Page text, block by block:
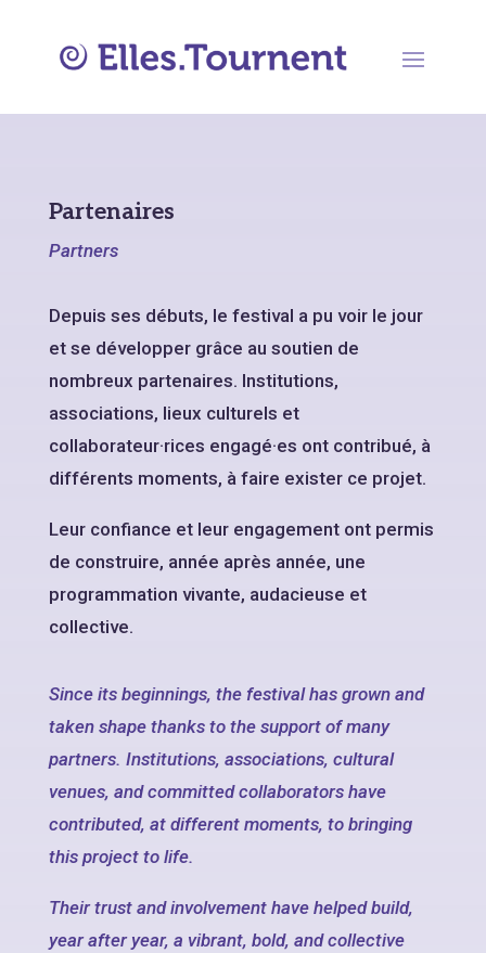
Partenaires
Partners
Depuis ses débuts, le festival a pu voir le jour
et se développer grâce au soutien de
nombreux partenaires. Institutions,
associations, lieux culturels et
collaborateur·rices engagé·es ont contribué, à
différents moments, à faire exister ce projet.
Leur confiance et leur engagement ont permis
de construire, année après année, une
programmation vivante, audacieuse et
collective.
Since its beginnings, the festival has grown and
taken shape thanks to the support of many
partners. Institutions, associations, cultural
venues, and committed collaborators have
contributed, at different moments, to bringing
this project to life.
Their trust and involvement have helped build,
year after year, a vibrant, bold, and collective